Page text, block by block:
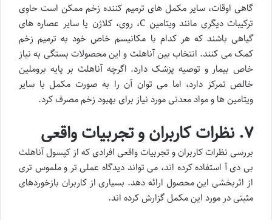
گاهی اوقات، سایر مکمل های ترمیم کننده زخم ممکن است حاوی
ترکیبات دیگری مانند ویتامین C، روی، کلاژن یا سایر عصاره های
گیاهی باشند که هر کدام با مکانیسم خاص خود به ترمیم زخم
کمک می کنند. انتخاب بین آناهلث و این محصولات بستگی به نیاز
خاص بیمار و توصیه پزشک دارد. اگرچه آناهلث بر پایه بروملین
خالص تمرکز دارد، اما می توان آن را به صورت مکمل با سایر
ویتامین ها و مواد معدنی مورد نیاز برای بهبود زخم مصرف کرد.
۷. نظرات کاربران و تجربیات واقعی
بررسی نظرات کاربران و تجربیات واقعی افرادی که از کپسول آناهلث
بی دی آ استفاده کرده اند، می تواند دیدگاه عملی تر و ملموس تری
از اثربخشی این محصول ارائه دهد. بسیاری از کاربران بازخوردهای
مثبتی در مورد این مکمل گزارش کرده اند.